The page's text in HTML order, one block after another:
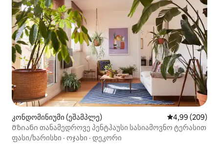
კონდომინიუმი (ეშამპლე) საშუალო
4,99 (209)
Მზიანი თანამედროვე პენტჰაუსი სასიამოვნო ტერასით
ფასი/ხარისხი · ოჯახი · დეკორი